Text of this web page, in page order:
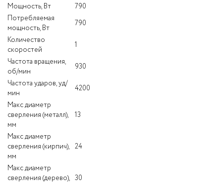
Мощность, Вт
790
Потребляемая
мощность, Вт
790
Количество
скоростей
1
Частота вращения,
об/мин
930
Частота ударов, уд/
мин
4200
Макс диаметр
сверления (металл),
мм
13
Макс диаметр
сверления (кирпич),
мм
24
Макс диаметр
сверления (дерево), 30